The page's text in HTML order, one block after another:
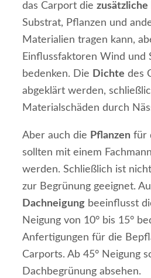
das Carport die zusätzliche
Substrat, Pflanzen und
Materialien tragen kann,
Einflussfaktoren Wind und
bedenken. Die Dichte des
abgeklärt werden,
Materialschäden durch
Aber auch die Pflanzenfür
sollten mit einem
werden. Schließlich ist
zur Begrünung geeignet.
Dachneigungbeeinflusst
Neigung von 10° bis 15°
Anfertigungen für die
Carports. Ab 45° Neigung
Dachbegrünung absehen.